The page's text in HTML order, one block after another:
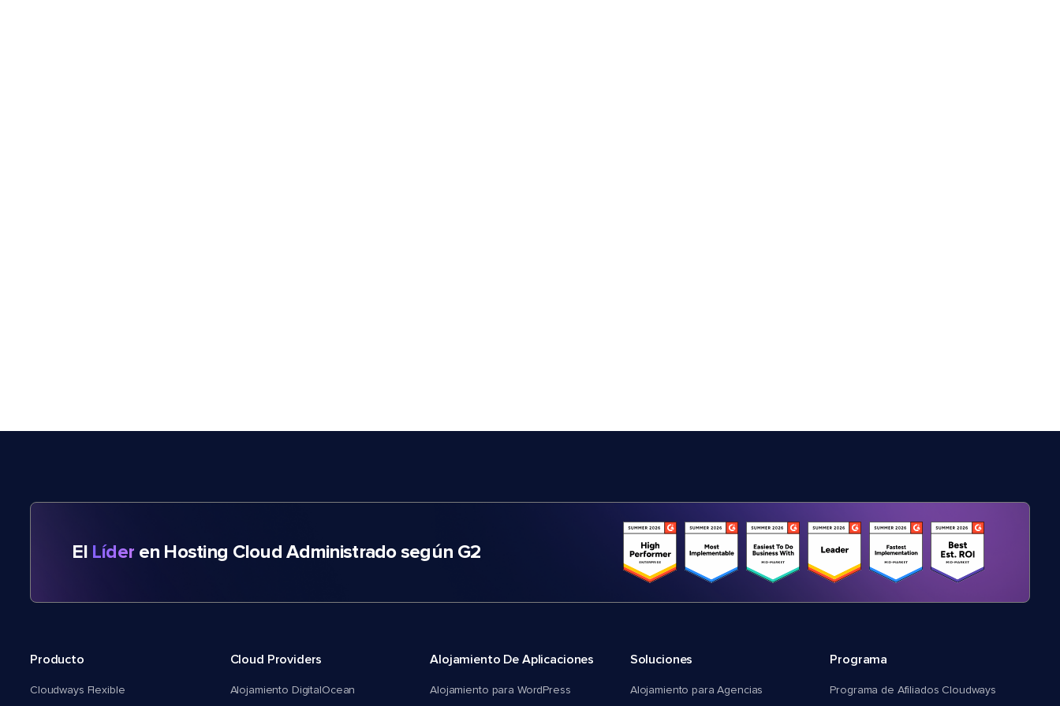
El Líder en Hosting Cloud Administrado según G2
Producto
Cloudways Flexible
Cloud Providers
Alojamiento DigitalOcean
Alojamiento De Aplicaciones
Alojamiento para WordPress
Soluciones
Alojamiento para Agencias
Programa
Programa de Afiliados Cloudways